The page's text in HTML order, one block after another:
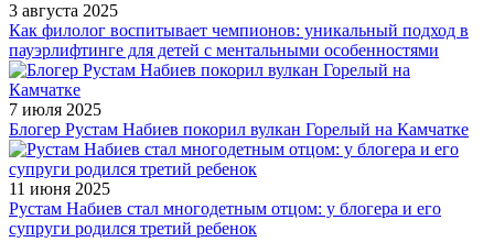
3 августа 2025
Как филолог воспитывает чемпионов: уникальный подход в
пауэрлифтинге для детей с ментальными особенностями
7 июля 2025
Блогер Рустам Набиев покорил вулкан Горелый на Камчатке
11 июня 2025
Рустам Набиев стал многодетным отцом: у блогера и его
супруги родился третий ребенок